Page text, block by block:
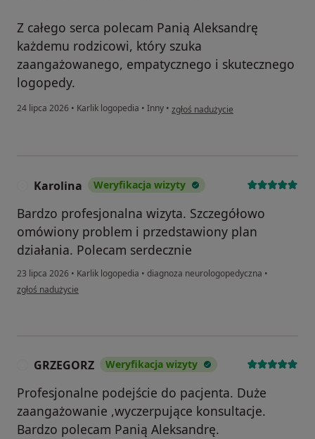
Z całego serca polecam Panią Aleksandrę
każdemu rodzicowi, który szuka
zaangażowanego, empatycznego i skutecznego
logopedy.
24 lipca 2026 • Karlik logopedia • Inny • w opinii użytkownika Karina
zgłoś nadużycie
Karolina Weryfikacja wizyty
Bardzo profesjonalna wizyta. Szczegółowo
omówiony problem i przedstawiony plan
działania. Polecam serdecznie
23 lipca 2026 • Karlik logopedia • diagnoza neurologopedyczna •
w opinii użytkownika Karolina
zgłoś nadużycie
GRZEGORZ Weryfikacja wizyty
Profesjonalne podejście do pacjenta. Duże
zaangażowanie ,wyczerpujące konsultacje.
Bardzo polecam Panią Aleksandrę.